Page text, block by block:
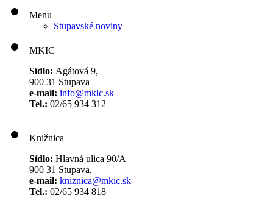
Menu
Stupavské noviny
MKIC
Sídlo: Agátová 9,
900 31 Stupava
e-mail: info@mkic.sk
Tel.: 02/65 934 312
Knižnica
Sídlo: Hlavná ulica 90/A
900 31 Stupava,
e-mail: kniznica@mkic.sk
Tel.: 02/65 934 818